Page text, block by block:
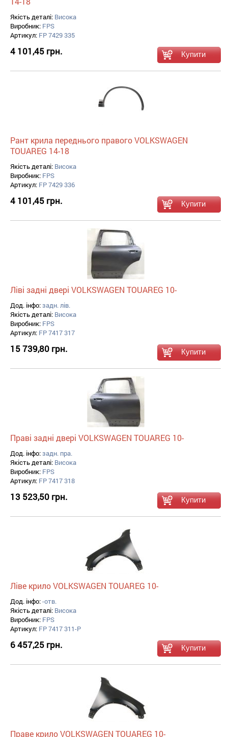
Якість деталі: Висока
Виробник: FPS
Артикул: FP 7429 335
4 101,45 грн.
Рант крила переднього правого VOLKSWAGEN
TOUAREG 14-18
Якість деталі: Висока
Виробник: FPS
Артикул: FP 7429 336
4 101,45 грн.
Ліві задні двері VOLKSWAGEN TOUAREG 10-
Дод. інфо:задн. лів.
Якість деталі: Висока
Виробник: FPS
Артикул: FP 7417 317
15 739,80 грн.
Праві задні двері VOLKSWAGEN TOUAREG 10-
Дод. інфо:задн. пра.
Якість деталі: Висока
Виробник: FPS
Артикул: FP 7417 318
13 523,50 грн.
Ліве крило VOLKSWAGEN TOUAREG 10-
Дод. інфо:-отв.
Якість деталі: Висока
Виробник: FPS
Артикул: FP 7417 311-P
6 457,25 грн.
Праве крило VOLKSWAGEN TOUAREG 10-